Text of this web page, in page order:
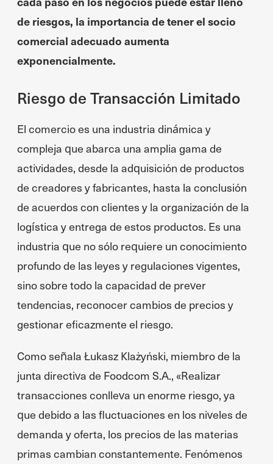
de riesgos, la importancia de tener el socio
comercial adecuado aumenta
exponencialmente.
Riesgo de Transacción Limitado
El comercio es una industria dinámica y
compleja que abarca una amplia gama de
actividades, desde la adquisición de productos
de creadores y fabricantes, hasta la conclusión
de acuerdos con clientes y la organización de la
logística y entrega de estos productos. Es una
industria que no sólo requiere un conocimiento
profundo de las leyes y regulaciones vigentes,
sino sobre todo la capacidad de prever
tendencias, reconocer cambios de precios y
gestionar eficazmente el riesgo.
Como señala Łukasz Klażyński, miembro de la
junta directiva de Foodcom S.A., «Realizar
transacciones conlleva un enorme riesgo, ya
que debido a las fluctuaciones en los niveles de
demanda y oferta, los precios de las materias
primas cambian constantemente. Fenómenos